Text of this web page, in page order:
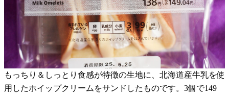
もっちり＆しっとり食感が特徴の生地に、北海道産牛乳を使
用したホイップクリームをサンドしたものです。3個で149